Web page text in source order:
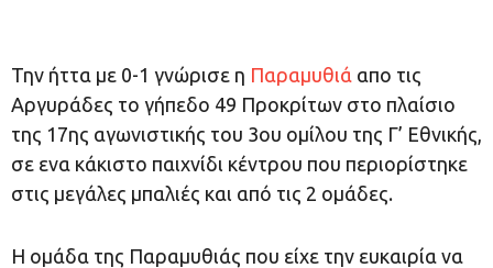
Την ήττα με 0-1 γνώρισε η Παραμυθιά απο τις
Αργυράδες το γήπεδο 49 Προκρίτων στο πλαίσιο
της 17ης αγωνιστικής του 3ου ομίλου της Γ’ Εθνικής,
σε ενα κάκιστο παιχνίδι κέντρου που περιορίστηκε
στις μεγάλες μπαλιές και από τις 2 ομάδες.
Η ομάδα της Παραμυθιάς που είχε την ευκαιρία να